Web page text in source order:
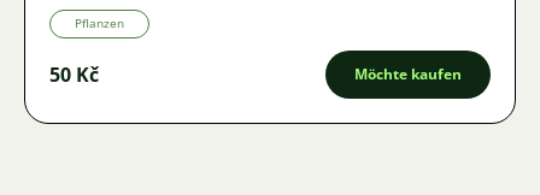
Pflanzen
50 Kč Möchte kaufen